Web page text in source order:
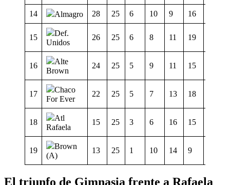
14 Almagro 28 25 6 10 9 16
15
Def.
Unidos
26 25 6 8 11 19
16
Alte
Brown
24 25 5 9 11 15
17
Chaco
For Ever
22 25 5 7 13 18
18
Atl
Rafaela
15 25 3 6 16 15
19
Brown
(A)
13 25 1 10 14 9
El triunfo de Gimnasia frente a Rafaela